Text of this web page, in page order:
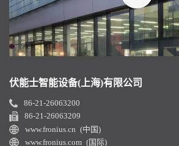
伏能士智能设备(上海)有限公司
86-21-26063200
86-21-26063209
www.fronius.cn (中国)
www.fronius.com (国际)